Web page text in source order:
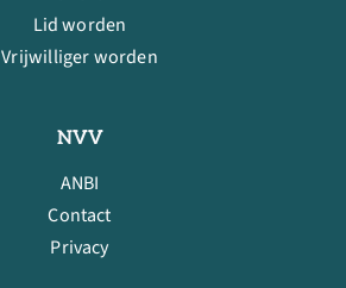
Lid worden
Vrijwilliger worden
NVV
ANBI
Contact
Privacy